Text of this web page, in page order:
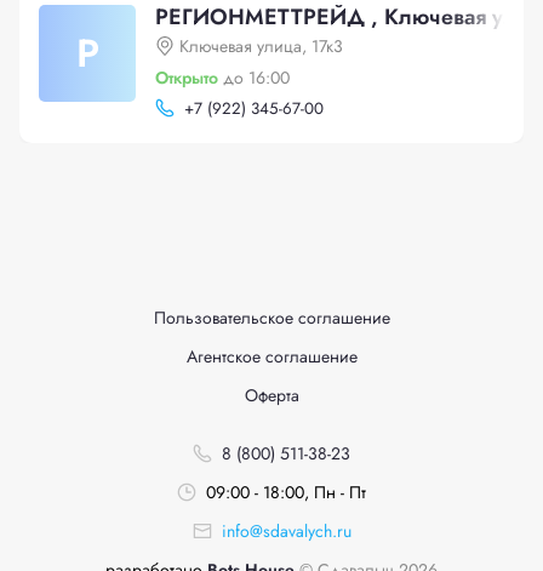
Р
РЕГИОНМЕТТРЕЙД , Ключевая
Ключевая улица, 17к3
Открыто до 16:00
+7 (922) 345-67-00
Пользовательское соглашение
Агентское соглашение
Оферта
8 (800) 511-38-23
09:00 - 18:00, Пн - Пт
info@sdavalych.ru